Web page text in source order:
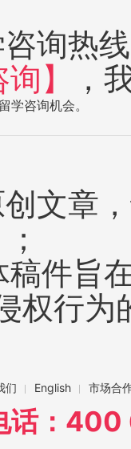
咨询热
】 ，
学咨询机会。
文章
件旨
权行为
们 English 市场合
话：